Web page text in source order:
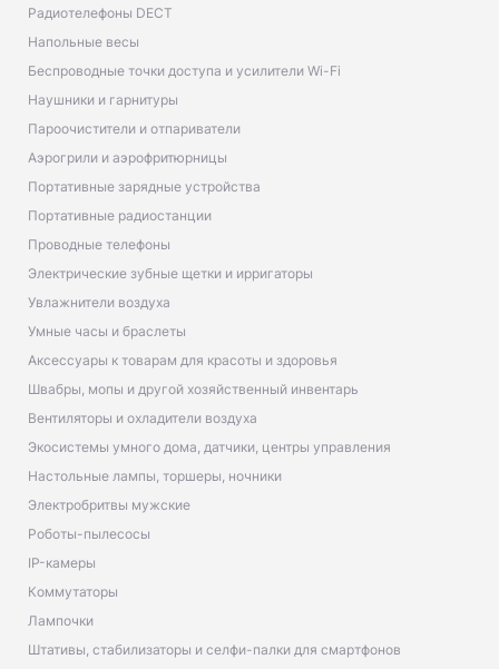
Радиотелефоны DECT
Напольные весы
Беспроводные точки доступа и усилители Wi-Fi
Наушники и гарнитуры
Пароочистители и отпариватели
Аэрогрили и аэрофритюрницы
Портативные зарядные устройства
Портативные радиостанции
Проводные телефоны
Электрические зубные щетки и ирригаторы
Увлажнители воздуха
Умные часы и браслеты
Аксессуары к товарам для красоты и здоровья
Швабры, мопы и другой хозяйственный инвентарь
Вентиляторы и охладители воздуха
Экосистемы умного дома, датчики, центры управления
Настольные лампы, торшеры, ночники
Электробритвы мужские
Роботы-пылесосы
IP-камеры
Коммутаторы
Лампочки
Штативы, стабилизаторы и селфи-палки для смартфонов